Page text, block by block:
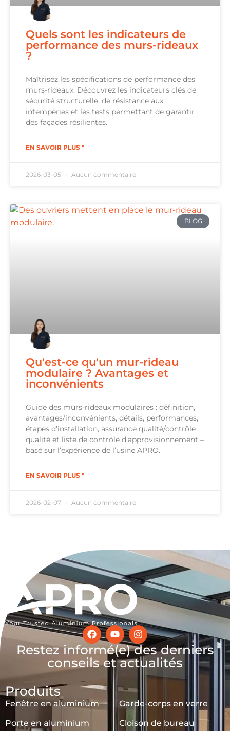
Quels sont les indicateurs de
performance des murs-rideaux
?
Maîtrisez les spécifications de performance des
murs-rideaux. Découvrez les indicateurs clés de
sécurité structurelle, de résistance aux
intempéries et les tests permettant de garantir
des façades résilientes.
EN SAVOIR PLUS "
2026-03-05 Aucun commentaire
BLOG
Qu'est-ce qu'un mur-rideau
modulaire ? Avantages et
inconvénients
Guide des murs-rideaux modulaires : définition,
avantages/inconvénients, détails, performances,
étapes d’installation, assurance qualité/contrôle
qualité et liste de contrôle d’approvisionnement –
basé sur l’expérience de l’usine APRO.
EN SAVOIR PLUS "
2026-02-07 Aucun commentaire
Restez informé(e) des derniers
conseils et actualités
Produits
Fenêtre en aluminium
Porte en aluminium
Garde-corps en verre
Cloison de bureau